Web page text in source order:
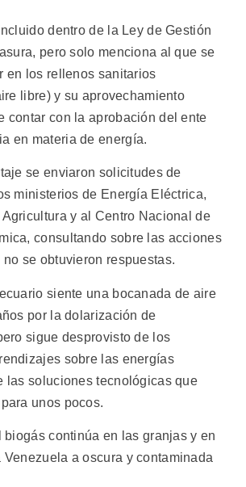
dentro de la Ley de Gestión
pero solo menciona al que se
en los rellenos sanitarios
libre) y su aprovechamiento
contar con la aprobación del ente
en materia de energía.
se enviaron solicitudes de
ministerios de Energía Eléctrica,
y al Centro Nacional de
consultando sobre las acciones
se obtuvieron respuestas.
siente una bocanada de aire
por la dolarización de
sigue desprovisto de los
sobre las energías
las soluciones tecnológicas que
unos pocos.
biogás continúa en las granjas y en
a oscura y contaminada